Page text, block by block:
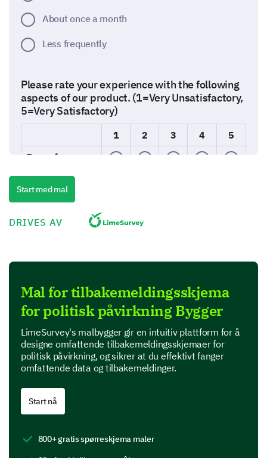
About once a month
Less frequently
Please rate your experience with the following
aspects of our product. (1=Very Unsatisfactory,
5=Very Satisfactory)
1 2 3 4
5
Ease of use
Performance
Value for money
In this section, we are interested in your perspective
on specific features of our product.
Which features of our product do you find most
useful? (Select all that apply)
Feature A
Feature B
Feature D
Start med mal
DRIVES AV
Mal for tilbakemeldingsskjema
for politisk påvirkning Bygger
LimeSurvey's malbygger gir en intuitiv plattform for å
designe omfattende tilbakemeldingsskjemaer for
politisk påvirkning, og sikrer at du effektivt fanger
omfattende data og tilbakemeldinger.
Start nå
800+ gratis spørreskjema maler